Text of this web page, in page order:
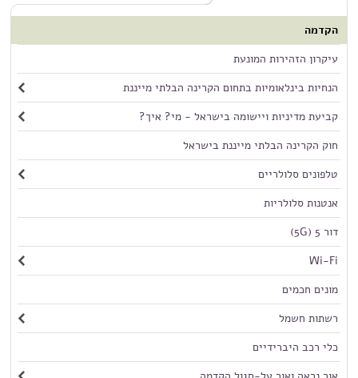
הקדמה
עיקרון הזהירות המונעת
הנחיות בינלאומיות בתחום הקרינה הבלתי מייננת
קביעת מדיניות ויישומה בישראל - מי? איך?
חוק הקרינה הבלתי מייננת בישראל
טלפונים סלולריים
אנטנות סלולריות
דור 5 (5G)
Wi-Fi
מונים חכמים
רשתות חשמל
כלי רכב היברידיים